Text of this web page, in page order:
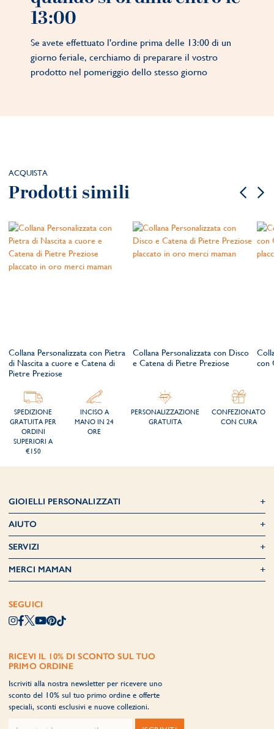
13:00
Se avete effettuato l'ordine prima delle 13:00 di un
giorno feriale, cerchiamo di preparare il vostro
prodotto nel pomeriggio dello stesso giorno
ACQUISTA
Prodotti simili
Collana Personalizzata con Pietra
di Nascita a cuore e Catena di
Pietre Preziose
Collana Personalizzata con Disco
e Catena di Pietre Preziose
con
SPEDIZIONE
GRATUITA PER
ORDINI
SUPERIORI A
€150
INCISO A
MANO IN 24
ORE
PERSONALIZZAZIONE
GRATUITA
CONFEZIONATO
CON CURA
GIOIELLI PERSONALIZZATI
AIUTO
SERVIZI
MERCI MAMAN
SEGUICI
RICEVI IL 10% DI SCONTO SUL TUO
PRIMO ORDINE
Iscriviti alla nostra newsletter per ricevere uno
sconto del 10% sul tuo primo ordine e offerte
speciali, sconti esclusivi e nuove collezioni.